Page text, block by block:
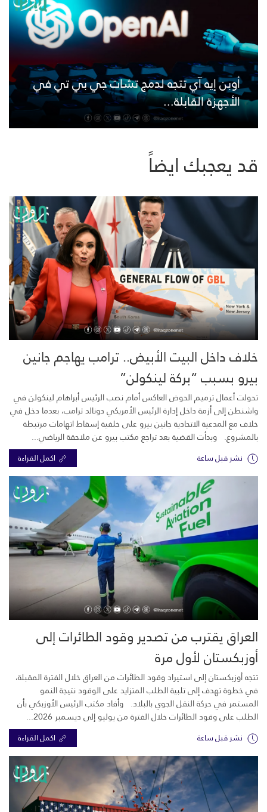
أوبن إيه آي تتجه لدمج تشات جي بي تي في
الأجهزة القابلة...
قد يعجبك ايضاً
خلاف داخل البيت الأبيض.. ترامب يهاجم جانين
بيرو بسبب “بركة لينكولن”
تحولت أعمال ترميم الحوض العاكس أمام نصب الرئيس أبراهام لينكولن في
واشنطن إلى أزمة داخل إدارة الرئيس الأمريكي دونالد ترامب، بعدما دخل في
خلاف مع المدعية الاتحادية جانين بيرو على خلفية إسقاط اتهامات مرتبطة
بالمشروع. وبدأت القضية بعد تراجع مكتب بيرو عن ملاحقة الرياضي...
نشر قبل ساعة اكمل القراءة
العراق يقترب من تصدير وقود الطائرات إلى
أوزبكستان لأول مرة
تتجه أوزبكستان إلى استيراد وقود الطائرات من العراق خلال الفترة المقبلة،
في خطوة تهدف إلى تلبية الطلب المتزايد على الوقود نتيجة النمو
المستمر في حركة النقل الجوي بالبلاد. وأفاد مكتب الرئيس الأوزبكي بأن
الطلب على وقود الطائرات خلال الفترة من يوليو إلى ديسمبر 2026...
نشر قبل ساعة اكمل القراءة